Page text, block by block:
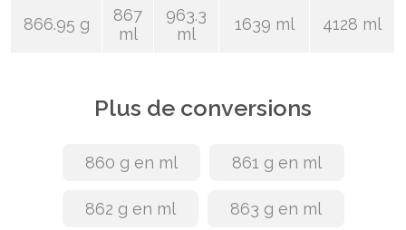
866.95 g
867
ml
963.3
ml
1639 ml 4128 ml
Plus de conversions
860 g en ml 861 g en ml
862 g en ml 863 g en ml